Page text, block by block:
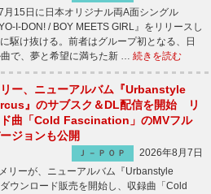
15日に日本オリジナル両A面シングル
YO-I-DON! / BOY MEETS GIRL』をリリースし
駆け抜ける。前者はグループ初となる、日
で、夢と希望に満ちた新 … 続きを読む
リー、ニューアルバム『Urbanstyle
』のサブスク＆DL配信を開始 リ
曲「Cold Fascination」のMVフル
ジョンも公開
Ｊ－ＰＯＰ
2026年8月7日
リーが、ニューアルバム『Urbanstyle
ウンロード販売を開始し、収録曲「Cold